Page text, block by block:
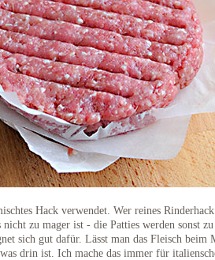
Hack verwendet. Wer reines
nicht zu mager ist - die Patties werden sonst
sich gut dafür. Lässt man das Fleisch beim
drin ist. Ich mache das immer für